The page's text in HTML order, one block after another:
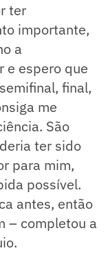
ter
importante,
a
e espero que
final,
me
São
ter sido
para mim,
possível.
antes, então
– completou a